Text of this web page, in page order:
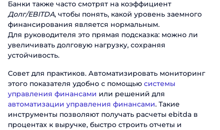
Банки также часто смотрят на коэффициент
Долг/EBITDA, чтобы понять, какой уровень заемного
финансирования является нормальным.
Для руководителя это прямая подсказка: можно ли
увеличивать долговую нагрузку, сохраняя
устойчивость.
Совет для практиков. Автоматизировать мониторинг
этого показателя удобно с помощью системы
управления финансами или решений для
автоматизации управления финансами. Такие
инструменты позволяют получать расчеты ebitda в
процентах к выручке, быстро строить отчеты и